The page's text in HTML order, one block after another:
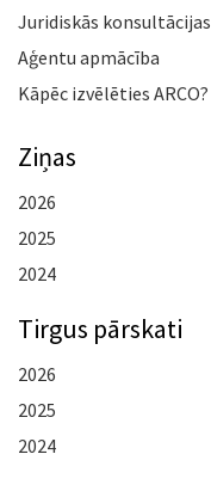
Juridiskās konsultācijas
Aģentu apmācība
Kāpēc izvēlēties ARCO?
Ziņas
2026
2025
2024
Tirgus pārskati
2026
2025
2024